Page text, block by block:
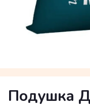
Подушка